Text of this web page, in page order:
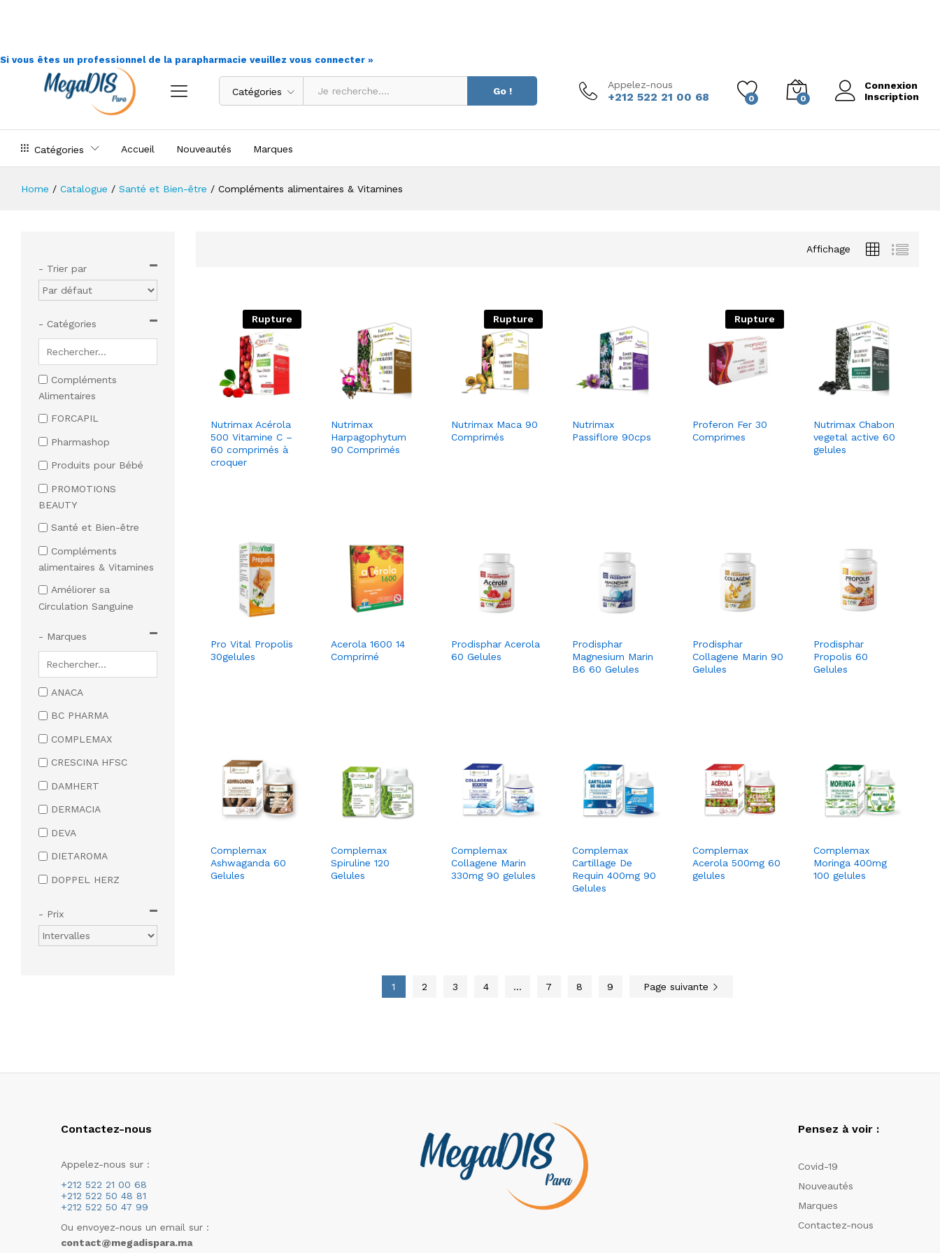
Si vous êtes un professionnel de la parapharmacie veuillez vous connecter »
Catégories Go !
Appelez-nous
+212 522 21 00 68 0 0
Connexion
Inscription
Catégories Accueil Nouveautés Marques
Home / Catalogue / Santé et Bien-être / Compléments alimentaires & Vitamines
Affichage
Rupture
Nutrimax Acérola
500 Vitamine C –
60 comprimés à
croquer
Nutrimax
Harpagophytum
90 Comprimés
Rupture
Nutrimax Maca 90
Comprimés
Nutrimax
Passiflore 90cps
Rupture
Proferon Fer 30
Comprimes
Nutrimax Chabon
vegetal active 60
gelules
Pro Vital Propolis
30gelules
Acerola 1600 14
Comprimé
Prodisphar Acerola
60 Gelules
Prodisphar
Magnesium Marin
B6 60 Gelules
Prodisphar
Collagene Marin 90
Gelules
Prodisphar
Propolis 60
Gelules
Complemax
Ashwaganda 60
Gelules
Complemax
Spiruline 120
Gelules
Complemax
Collagene Marin
330mg 90 gelules
Complemax
Cartillage De
Requin 400mg 90
Gelules
Complemax
Acerola 500mg 60
gelules
Complemax
Moringa 400mg
100 gelules
1 2 3 4 … 7 8 9 Page suivante
- Trier par
- Catégories
Compléments
Alimentaires
FORCAPIL
Pharmashop
Produits pour Bébé
PROMOTIONS
BEAUTY
Santé et Bien-être
Compléments
alimentaires & Vitamines
Améliorer sa
Circulation Sanguine
Cheveux et Ongles
Détente et Sommeil
Forme et Vitalité
Junior
Mémoire et
Concentration
Minceur
Produits pour la
Soins Cheveux
Traitement
- Marques
ANACA
BC PHARMA
COMPLEMAX
CRESCINA HFSC
DAMHERT
DERMACIA
DEVA
DIETAROMA
DOPPEL HERZ
ERIC FAVRE
EXTRALEVURE
MEILII
MGD NATURE
NUTRILAB
NUTRIMAX
- Prix
Contactez-nous
Appelez-nous sur :
+212 522 21 00 68
+212 522 50 48 81
+212 522 50 47 99
Ou envoyez-nous un email sur :
contact@megadispara.ma
Pensez à voir :
Covid-19
Nouveautés
Marques
Contactez-nous